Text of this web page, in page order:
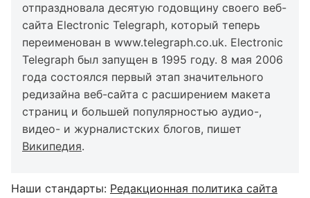
отпраздновала десятую годовщину своего веб-
сайта Electronic Telegraph, который теперь
переименован в www.telegraph.co.uk. Electronic
Telegraph был запущен в 1995 году. 8 мая 2006
года состоялся первый этап значительного
редизайна веб-сайта с расширением макета
страниц и большей популярностью аудио-,
видео- и журналистских блогов, пишет
Википедия.
Наши стандарты: Редакционная политика сайта